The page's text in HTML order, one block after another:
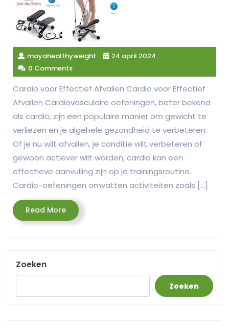
mayahealthyweight
24 april 2024
0 Comments
Cardio voor Effectief Afvallen Cardio voor Effectief
Afvallen Cardiovasculaire oefeningen, beter bekend
als cardio, zijn een populaire manier om gewicht te
verliezen en je algehele gezondheid te verbeteren.
Of je nu wilt afvallen, je conditie wilt verbeteren of
gewoon actiever wilt worden, cardio kan een
effectieve aanvulling zijn op je trainingsroutine.
Cardio-oefeningen omvatten activiteiten zoals […]
Read MoreRead
More
Zoeken
Zoeken